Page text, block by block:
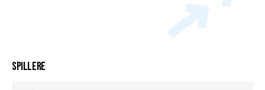
Spillere